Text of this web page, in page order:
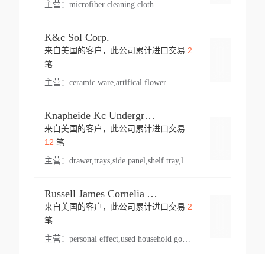
主营： microfiber cleaning cloth
K&c Sol Corp.
来自美国的客户，此公司累计进口交易 2
笔
主营： ceramic ware,artifical flower
Knapheide Kc Underground
来自美国的客户，此公司累计进口交易
12 笔
主营：
Russell James Cornelia Arlington Va
来自美国的客户，此公司累计进口交易 2
笔
主营： personal effect,used household goods